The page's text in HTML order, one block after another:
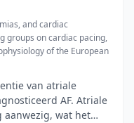
and cardiac
groups on cardiac pacing,
of the European
van atriale
AF. Atriale
aanwezig, wat het